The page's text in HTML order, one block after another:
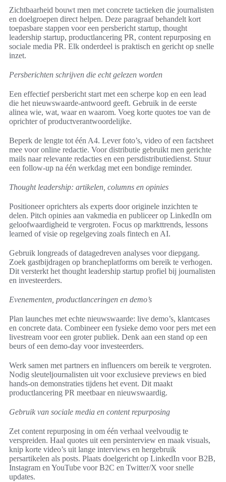
Zichtbaarheid bouwt men met concrete tactieken die journalisten
en doelgroepen direct helpen. Deze paragraaf behandelt kort
toepasbare stappen voor een persbericht startup, thought
leadership startup, productlancering PR, content repurposing en
sociale media PR. Elk onderdeel is praktisch en gericht op snelle
inzet.
Persberichten schrijven die echt gelezen worden
Een effectief persbericht start met een scherpe kop en een lead
die het nieuwswaarde-antwoord geeft. Gebruik in de eerste
alinea wie, wat, waar en waarom. Voeg korte quotes toe van de
oprichter of productverantwoordelijke.
Beperk de lengte tot één A4. Lever foto’s, video of een factsheet
mee voor online redactie. Voor distributie gebruikt men gerichte
mails naar relevante redacties en een persdistributiedienst. Stuur
een follow-up na één werkdag met een bondige reminder.
Thought leadership: artikelen, columns en opinies
Positioneer oprichters als experts door originele inzichten te
delen. Pitch opinies aan vakmedia en publiceer op LinkedIn om
geloofwaardigheid te vergroten. Focus op markttrends, lessons
learned of visie op regelgeving zoals fintech en AI.
Gebruik longreads of datagedreven analyses voor diepgang.
Zoek gastbijdragen op brancheplatforms om bereik te verhogen.
Dit versterkt het thought leadership startup profiel bij journalisten
en investeerders.
Evenementen, productlanceringen en demo’s
Plan launches met echte nieuwswaarde: live demo’s, klantcases
en concrete data. Combineer een fysieke demo voor pers met een
livestream voor een groter publiek. Denk aan een stand op een
beurs of een demo-day voor investeerders.
Werk samen met partners en influencers om bereik te vergroten.
Nodig sleuteljournalisten uit voor exclusieve previews en bied
hands-on demonstraties tijdens het event. Dit maakt
productlancering PR meetbaar en nieuwswaardig.
Gebruik van sociale media en content repurposing
Zet content repurposing in om één verhaal veelvoudig te
verspreiden. Haal quotes uit een persinterview en maak visuals,
knip korte video’s uit lange interviews en hergebruik
persartikelen als posts. Plaats doelgericht op LinkedIn voor B2B,
Instagram en YouTube voor B2C en Twitter/X voor snelle
updates.